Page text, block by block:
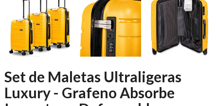
Set de Maletas Ultraligeras
Luxury - Grafeno Absorbe